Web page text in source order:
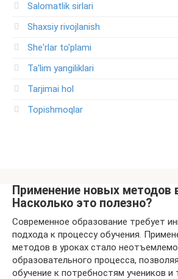
Salomatlik sirlari
Shaxsiy rivojlanish
She'rlar to'plami
Ta'lim yangiliklari
Tarjimai hol
Topishmoqlar
Применение новых методов
Насколько это полезно?
Современное образование требует
подхода к процессу обучения.
методов в уроках стало
образовательного процесса,
обучение к потребностям учеников и